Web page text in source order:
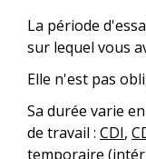
La période
sur lequel vous
Elle n'est pas
Sa durée varie
de travail : CDI,
temporaire